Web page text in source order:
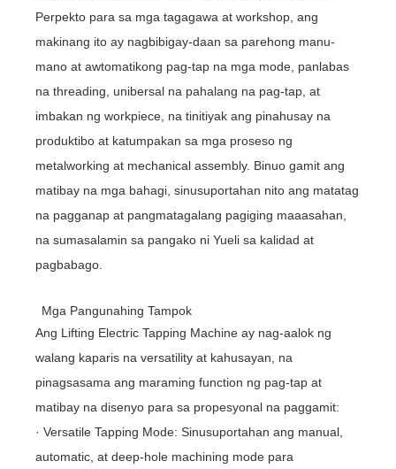
Perpekto para sa mga tagagawa at workshop, ang
makinang ito ay nagbibigay-daan sa parehong manu-
mano at awtomatikong pag-tap na mga mode, panlabas
na threading, unibersal na pahalang na pag-tap, at
imbakan ng workpiece, na tinitiyak ang pinahusay na
produktibo at katumpakan sa mga proseso ng
metalworking at mechanical assembly. Binuo gamit ang
matibay na mga bahagi, sinusuportahan nito ang matatag
na pagganap at pangmatagalang pagiging maaasahan,
na sumasalamin sa pangako ni Yueli sa kalidad at
pagbabago.
Mga Pangunahing Tampok
Ang Lifting Electric Tapping Machine ay nag-aalok ng
walang kaparis na versatility at kahusayan, na
pinagsasama ang maraming function ng pag-tap at
matibay na disenyo para sa propesyonal na paggamit:
· Versatile Tapping Mode: Sinusuportahan ang manual,
automatic, at deep-hole machining mode para